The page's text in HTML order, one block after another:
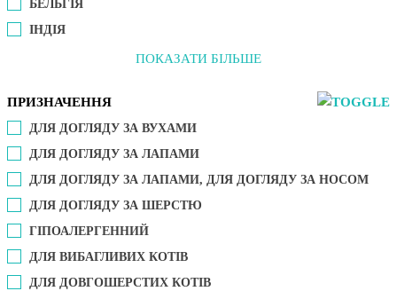
БЕЛЬГІЯ
ІНДІЯ
ПОКАЗАТИ БІЛЬШЕ
ПРИЗНАЧЕННЯ
ДЛЯ ДОГЛЯДУ ЗА ВУХАМИ
ДЛЯ ДОГЛЯДУ ЗА ЛАПАМИ
ДЛЯ ДОГЛЯДУ ЗА ЛАПАМИ, ДЛЯ ДОГЛЯДУ ЗА НОСОМ
ДЛЯ ДОГЛЯДУ ЗА ШЕРСТЮ
ГІПОАЛЕРГЕННИЙ
ДЛЯ ВИБАГЛИВИХ КОТІВ
ДЛЯ ДОВГОШЕРСТИХ КОТІВ